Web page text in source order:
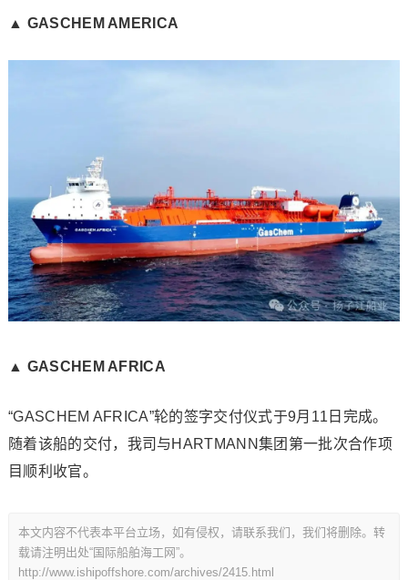
▲ GASCHEM AMERICA
▲ GASCHEM AFRICA
“GASCHEM AFRICA”轮的签字交付仪式于9月11日完成。
随着该船的交付，我司与HARTMANN集团第一批次合作项
目顺利收官。
本文内容不代表本平台立场，如有侵权，请联系我们，我们将删除。转
载请注明出处“国际船舶海工网”。
http://www.ishipoffshore.com/archives/2415.html